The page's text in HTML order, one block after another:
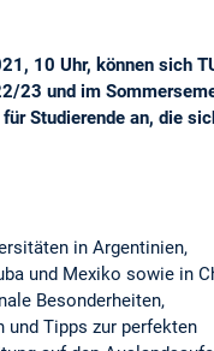
10 Uhr, können sich
23 und im
Studierende an, die
in Argentinien,
und Mexiko sowie in
Besonderheiten,
und Tipps zur perfekten